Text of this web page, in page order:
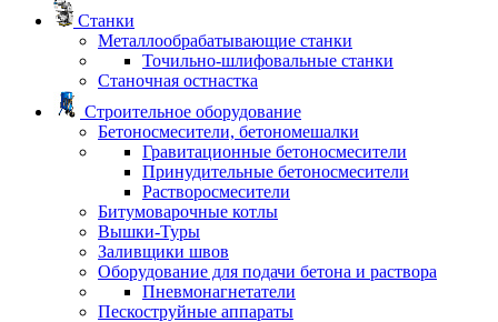
Станки
Металлообрабатывающие станки
Точильно-шлифовальные станки
Станочная остнастка
Строительное оборудование
Бетоносмесители, бетономешалки
Гравитационные бетоносмесители
Принудительные бетоносмесители
Растворосмесители
Битумоварочные котлы
Вышки-Туры
Заливщики швов
Оборудование для подачи бетона и раствора
Пневмонагнетатели
Пескоструйные аппараты